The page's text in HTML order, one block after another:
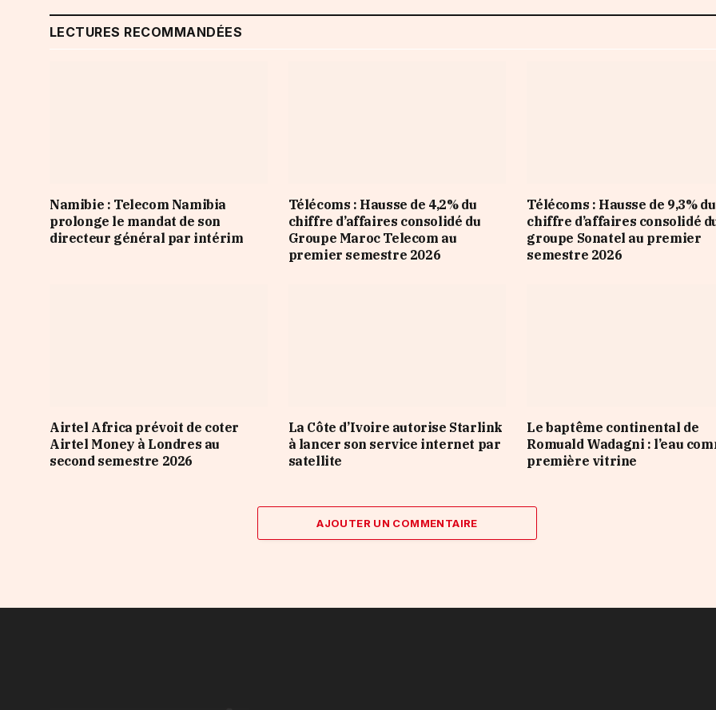
LECTURES RECOMMANDÉES
Namibie : Telecom Namibia
prolonge le mandat de son
directeur général par intérim
Télécoms : Hausse de 4,2% du
chiffre d’affaires consolidé du
Groupe Maroc Telecom au
premier semestre 2026
Télécoms : Hausse de 9,3% du
chiffre d’affaires consolidé
groupe Sonatel au premier
semestre 2026
Airtel Africa prévoit de coter
Airtel Money à Londres au
second semestre 2026
La Côte d’Ivoire autorise Starlink
à lancer son service internet par
satellite
Le baptême continental de
Romuald Wadagni : l’eau
première vitrine
AJOUTER UN COMMENTAIRE